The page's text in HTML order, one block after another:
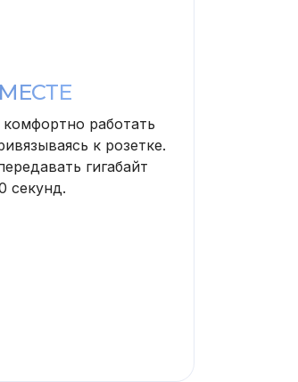
комфортно работать
к розетке.
гигабайт
секунд.